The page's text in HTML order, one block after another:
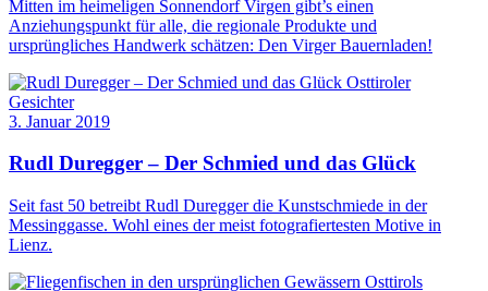
Mitten im heimeligen Sonnendorf Virgen gibt’s einen
Anziehungspunkt für alle, die regionale Produkte und
ursprüngliches Handwerk schätzen: Den Virger Bauernladen!
Osttiroler
Gesichter
3. Januar 2019
Rudl Duregger – Der Schmied und das Glück
Seit fast 50 betreibt Rudl Duregger die Kunstschmiede in der
Messinggasse. Wohl eines der meist fotografiertesten Motive in
Lienz.